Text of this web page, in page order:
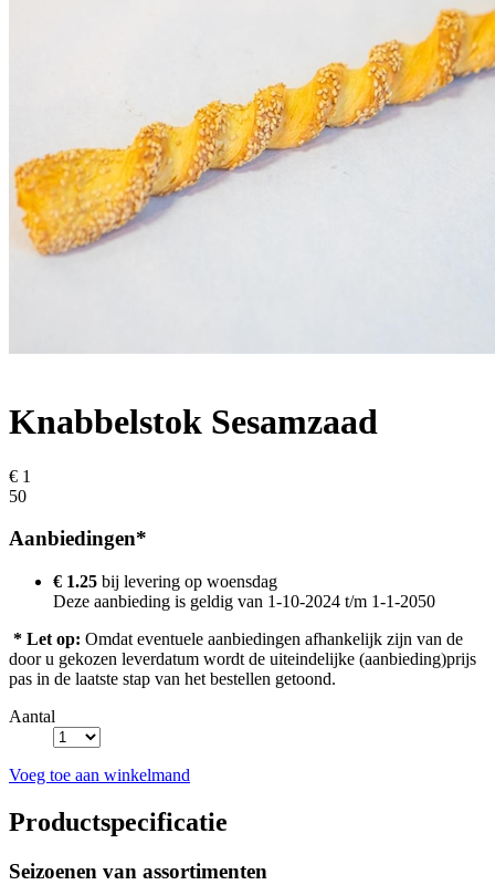
Knabbelstok Sesamzaad
€ 1
50
Aanbiedingen*
€ 1.25 bij levering op woensdag
Deze aanbieding is geldig van 1-10-2024 t/m 1-1-2050
* Let op: Omdat eventuele aanbiedingen afhankelijk zijn van de
door u gekozen leverdatum wordt de uiteindelijke (aanbieding)prijs
pas in de laatste stap van het bestellen getoond.
Aantal
Voeg toe aan winkelmand
Productspecificatie
Seizoenen van assortimenten